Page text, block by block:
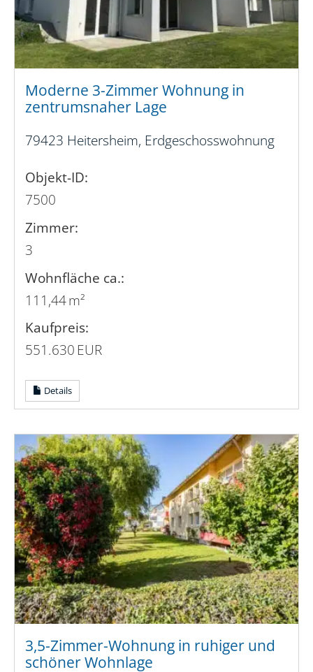
Moderne 3-Zimmer Wohnung in
zentrumsnaher Lage
79423 Heitersheim, Erdgeschosswohnung
Objekt-ID:
7500
Zimmer:
3
Wohnfläche ca.:
111,44 m²
Kaufpreis:
551.630 EUR
Details
3,5-Zimmer-Wohnung in ruhiger und
schöner Wohnlage